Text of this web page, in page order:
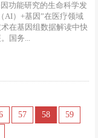
功能研究的生命科学发
AI）+基因”在医疗领域
在基因组数据解读中快
国务...
57 58
59